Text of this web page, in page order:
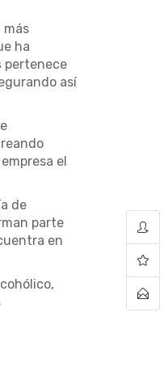
más
ha
pertenece
así
el
de
parte
en